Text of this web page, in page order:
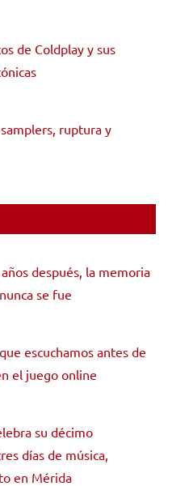
de Coldplay y sus
ruptura y
después, la memoria
se fue
escuchamos antes de
el juego online
su décimo
días de música,
en Mérida